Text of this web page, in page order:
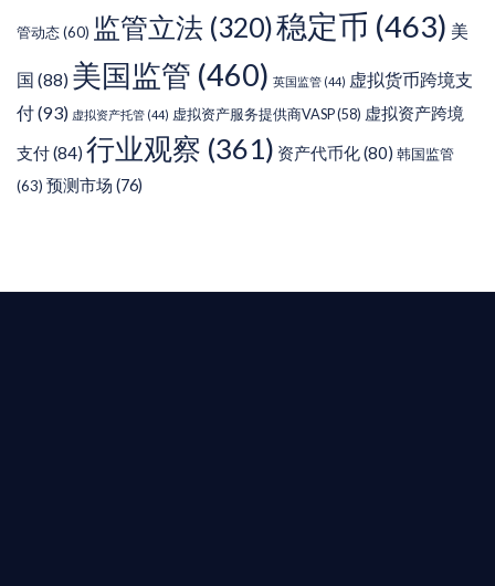
管动态(60) 监管立法 (320)稳定币 (463) 美
国 (88) 美国监管 (460) 英国监管 (44) 虚拟货币跨境支
付(93) 虚拟资产托管 (44) 虚拟资产服务提供商VASP(58) 虚拟资产跨境
支付(84) 行业观察 (361) 资产代币化(80) 韩国监管
(63) 预测市场 (76)